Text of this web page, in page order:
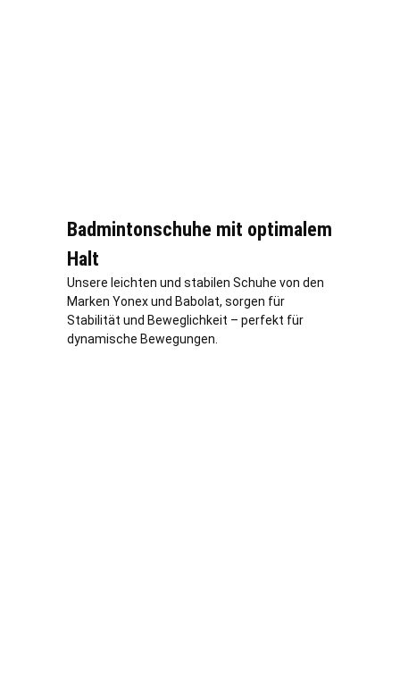
Badmintonschuhe mit optimalem
Halt
Unsere leichten und stabilen Schuhe von den
Marken Yonex und Babolat, sorgen für
Stabilität und Beweglichkeit – perfekt für
dynamische Bewegungen.